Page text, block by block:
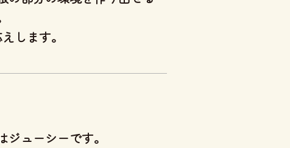
します。
ジューシーです。